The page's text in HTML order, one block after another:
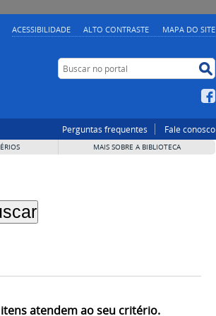
ACESSIBILIDADE ALTO CONTRASTE MAPA DO SITE
Buscar no portal
Perguntas frequentes Fale conosco
MAIS SOBRE A BIBLIOTECA
atendem ao seu critério.